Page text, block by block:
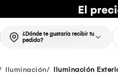
¿Dónde te gustaría recibir tu
pedido?
Iluminación Iluminación